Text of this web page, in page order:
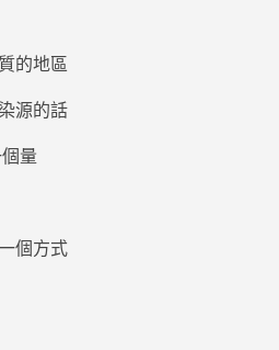
的地區
源的話
量
個方式